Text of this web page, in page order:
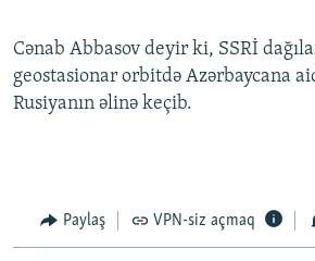
Cənab Abbasov deyir ki, SSRİ
geostasionar orbitdə Azərbaycana
Rusiyanın əlinə keçib.
Paylaş VPN-siz açmaq